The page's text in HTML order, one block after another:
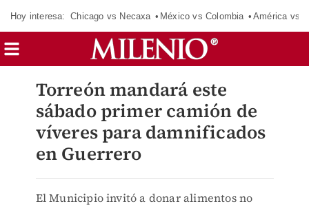
Hoy interesa: Chicago vs Necaxa México vs Colombia América vs
Torreón mandará este
sábado primer camión de
víveres para damnificados
en Guerrero
El Municipio invitó a donar alimentos no